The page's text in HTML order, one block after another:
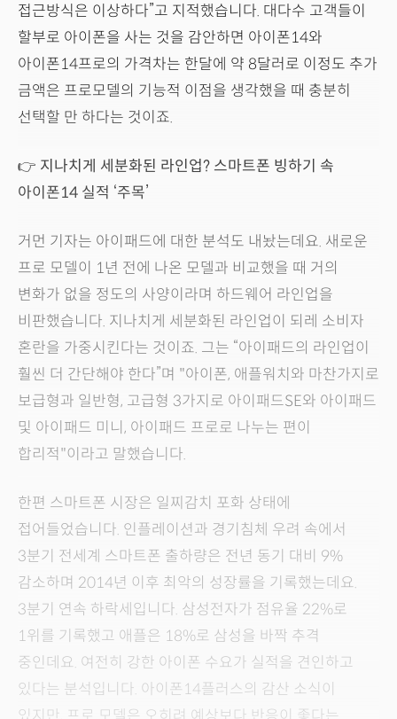
접근방식은 이상하다”고 지적했습니다. 대다수 고객들이
할부로 아이폰을 사는 것을 감안하면 아이폰14와
아이폰14프로의 가격차는 한달에 약 8달러로 이정도 추가
금액은 프로모델의 기능적 이점을 생각했을 때 충분히
선택할 만 하다는 것이죠.
👉 지나치게 세분화된 라인업? 스마트폰 빙하기 속
아이폰14 실적 ‘주목’
거먼 기자는 아이패드에 대한 분석도 내놨는데요. 새로운
프로 모델이 1년 전에 나온 모델과 비교했을 때 거의
변화가 없을 정도의 사양이라며 하드웨어 라인업을
비판했습니다. 지나치게 세분화된 라인업이 되레 소비자
혼란을 가중시킨다는 것이죠. 그는 “아이패드의 라인업이
훨씬 더 간단해야 한다”며 "아이폰, 애플워치와 마찬가지로
보급형과 일반형, 고급형 3가지로 아이패드SE와 아이패드
및 아이패드 미니, 아이패드 프로로 나누는 편이
합리적"이라고 말했습니다.
한편 스마트폰 시장은 일찌감치 포화 상태에
접어들었습니다. 인플레이션과 경기침체 우려 속에서
3분기 전세계 스마트폰 출하량은 전년 동기 대비 9%
감소하며 2014년 이후 최악의 성장률을 기록했는데요.
3분기 연속 하락세입니다. 삼성전자가 점유율 22%로
1위를 기록했고 애플은 18%로 삼성을 바짝 추격
중인데요. 여전히 강한 아이폰 수요가 실적을 견인하고
있다는 분석입니다. 아이폰14플러스의 감산 소식이